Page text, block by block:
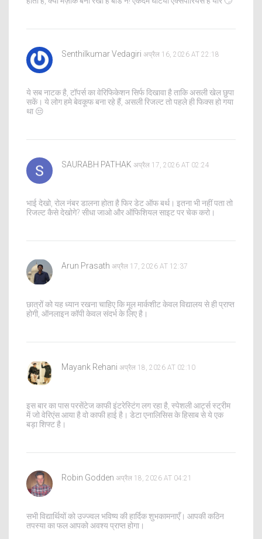
Senthilkumar Vedagiri अप्रैल 16, 2026 AT 22:18
ये सब नाटक है, टॉपर्स का वेरिफिकेशन सिर्फ दिखावा है ताकि असली खेल छुपा
सकें। ये लोग हमे बेवकूफ बना रहे हैं, असली रिजल्ट तो पहले ही फिक्स हो गया
था 😒
SAURABH PATHAK अप्रैल 17, 2026 AT 02:24
भाई देखो, रोल नंबर डालना होता है फिर डेट ऑफ बर्थ। इतना भी नहीं पता तो
रिजल्ट कैसे देखोगे? सीधा जाओ और ऑफिशियल साइट पर चेक करो।
Arun Prasath अप्रैल 17, 2026 AT 12:37
छात्रों को यह ध्यान रखना चाहिए कि मूल मार्कशीट केवल विद्यालय से ही प्राप्त
होगी, ऑनलाइन कॉपी केवल संदर्भ के लिए है।
Mayank Rehani अप्रैल 18, 2026 AT 02:10
इस बार का पास परसेंटेज काफी इंटरेस्टिंग लग रहा है, स्पेशली आर्ट्स स्ट्रीम
में जो वेरिएंस आया है वो काफी हाई है। डेटा एनालिसिस के हिसाब से ये एक
बड़ा शिफ्ट है।
Robin Godden अप्रैल 18, 2026 AT 04:21
सभी विद्यार्थियों को उज्ज्वल भविष्य की हार्दिक शुभकामनाएँ। आपकी कठिन
तपस्या का फल आपको अवश्य प्राप्त होगा।